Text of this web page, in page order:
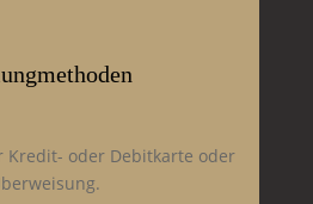
Kredit- oder Debitkarte oder